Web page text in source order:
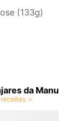
(133g)
da Manu